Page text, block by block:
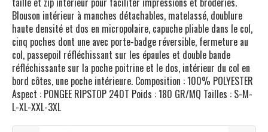
Blouson intérieur à manches détachables, matelassé, doublure
haute densité et dos en micropolaire, capuche pliable dans le col,
cinq poches dont une avec porte-badge réversible, fermeture au
col, passepoil réfléchissant sur les épaules et double bande
réfléchissante sur la poche poitrine et le dos, intérieur du col en
bord côtes, une poche intérieure. Composition : 100% POLYESTER
Aspect : PONGEE RIPSTOP 240T Poids : 180 GR/MQ Tailles : S-M-
L-XL-XXL-3XL